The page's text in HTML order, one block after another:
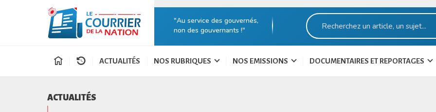
"Au service des gouvernés,
non des gouvernants !"
ACTUALITÉS NOS RUBRIQUES NOS EMISSIONS DOCUMENTAIRES ET REPORTAGES
ACTUALITÉS